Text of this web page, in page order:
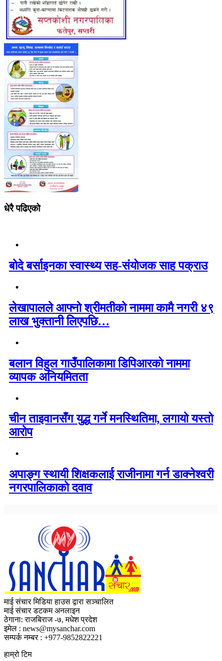
धेरै पढिएको
बोदे बर्साइनका स्वास्थ्य सह-संयाेजक साह पक्राउ
लेखापालले आफ्नो श्रीमतीको नाममा कामै नगरी ४९
लाख भुक्तानी लिएपछि…
बलान विहुल गाउँपालिकामा डिपिआरको नाममा
व्यापक अनियमितता
चीन ताइवानसँग युद्ध गर्ने मनस्थितिमा, लगायो यस्तो
आरोप
अपाङ्ग स्थायी शिक्षकलाई राजीनामा गर्न डाक्नेश्वरी
नगरपालिकाको दवाव
माई संचार मिडिया हाउस द्वारा सञ्चालित
माई संचार डटकम अनलाइन
ठेगाना: राजबिराज -७, मधेश प्रदेश
इमेल : news@mysanchar.com
सम्पर्क नम्बर : +977-9852822221
हाम्रो टिम